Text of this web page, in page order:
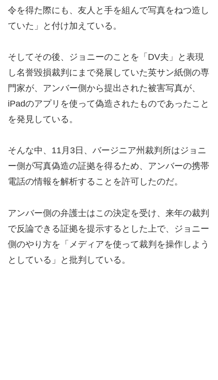
令を得た際にも、友人と手を組んで写真をねつ造し
ていた」と付け加えている。
そしてその後、ジョニーのことを「DV夫」と表現
し名誉毀損裁判にまで発展していた英サン紙側の専
門家が、アンバー側から提出された被害写真が、
iPadのアプリを使って偽造されたものであったこと
を発見している。
そんな中、11月3日、バージニア州裁判所はジョニ
ー側が写真偽造の証拠を得るため、アンバーの携帯
電話の情報を解析することを許可したのだ。
アンバー側の弁護士はこの決定を受け、来年の裁判
で反論できる証拠を提示するとした上で、ジョニー
側のやり方を「メディアを使って裁判を操作しよう
としている」と批判している。